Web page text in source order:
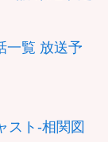
一覧 放送予
スト-相関図